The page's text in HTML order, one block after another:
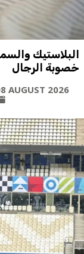
البلاستيك
خصوبة الرجال
AUGUST 2026